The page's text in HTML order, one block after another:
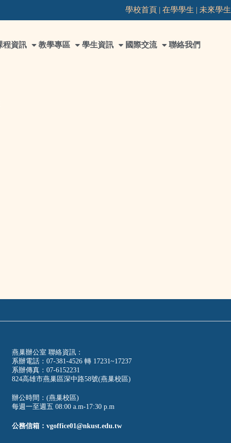
學校首頁 |在學學生 | 未來學生
程資訊 教學專區 學生資訊 國際交流 聯絡我們
燕巢辦公室 聯絡資訊：
系辦電話：07-381-4526 轉 17231~17237
系辦傳真：07-6152231
824高雄市燕巢區深中路58號(燕巢校區)
辦公時間：(燕巢校區)
每週一至週五 08:00 a.m-17:30 p.m
公務信箱：vgoffice01@nkust.edu.tw